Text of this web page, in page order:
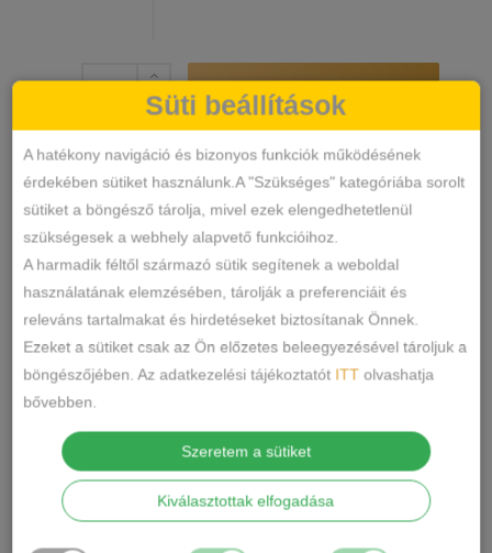
Dyana
lézervágott
tanga
mennyiség
SKU 9782
Tanga
CÍMKÉK
MEGOSZTÁS
LEÍRÁS
Anyaga: 92%poliamid, 8% elastan
Márka: Dyana
Süti beállítások
A hatékony navigáció és bizonyos funkciók működésének
érdekében sütiket használunk.A "Szükséges" kategóriába sorolt
sütiket a böngésző tárolja, mivel ezek elengedhetetlenül
szükségesek a webhely alapvető funkcióihoz.
A harmadik féltől származó sütik segítenek a weboldal
használatának elemzésében, tárolják a preferenciáit és
releváns tartalmakat és hirdetéseket biztosítanak Önnek.
Ezeket a sütiket csak az Ön előzetes beleegyezésével tároljuk a
böngészőjében. Az adatkezelési tájékoztatót ITT olvashatja
bővebben.
Szeretem a sütiket
Kiválasztottak elfogadása